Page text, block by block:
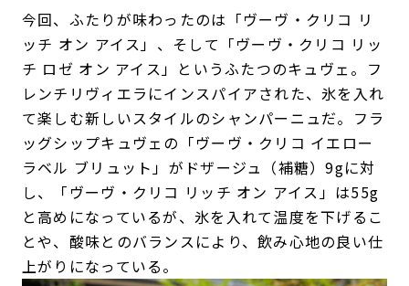
今回、ふたりが味わったのは「ヴーヴ・クリコ リ
ッチ オン アイス」、そして「ヴーヴ・クリコ リッ
チ ロゼ オン アイス」というふたつのキュヴェ。フ
レンチリヴィエラにインスパイアされた、氷を入れ
て楽しむ新しいスタイルのシャンパーニュだ。フラ
ッグシップキュヴェの「ヴーヴ・クリコ イエロー
ラベル ブリュット」がドザージュ（補糖）9gに対
し、「ヴーヴ・クリコ リッチ オン アイス」は55g
と高めになっているが、氷を入れて温度を下げるこ
とや、酸味とのバランスにより、飲み心地の良い仕
上がりになっている。